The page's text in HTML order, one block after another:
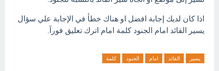
اذا كان لديك إجابة افضل او هناك خطأ في الإجابة علي سؤال
يسير القائد امام الجنود كلمة امام اترك تعليق فورآ.
يسير القائد امام الجنود كلمة